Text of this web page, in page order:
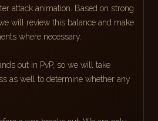
attack animation. Based on strong
will review this balance and make
where necessary.
out in PvP, so we will take
as well to determine whether any